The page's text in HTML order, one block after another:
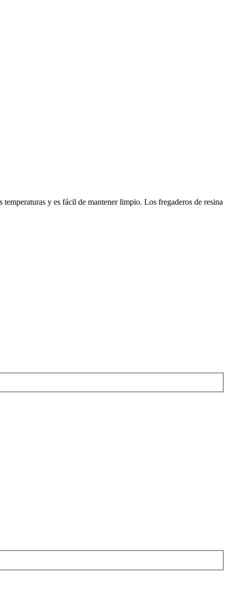
y es fácil de mantener limpio. Los fregaderos de resina